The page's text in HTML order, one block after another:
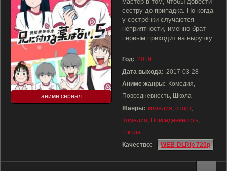
аниме сериал
сестру до припадка. Но когда
у сестрёнки случаются
неприятности, именно брат
первым приходит на выручку.
Год: 2019
Дата выхода: 2017-03-28
Аниме жанры: Комедия,
Повседневность, Школа
Жанры: комедия, спорт,
Комедия, Повседневность,
Школа
Качество:
WEB-DLRip 720p